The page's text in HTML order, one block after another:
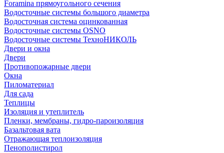
Foramina прямоугольного сечения
Водосточные системы большого диаметра
Водосточная система оцинкованная
Водосточные системы OSNO
Водосточные системы ТехноНИКОЛЬ
Двери и окна
Двери
Противопожарные двери
Окна
Пиломатериал
Для сада
Теплицы
Изоляция и утеплитель
Пленки, мембраны, гидро-пароизоляция
Базальтовая вата
Отражающая теплоизоляция
Пенополистирол